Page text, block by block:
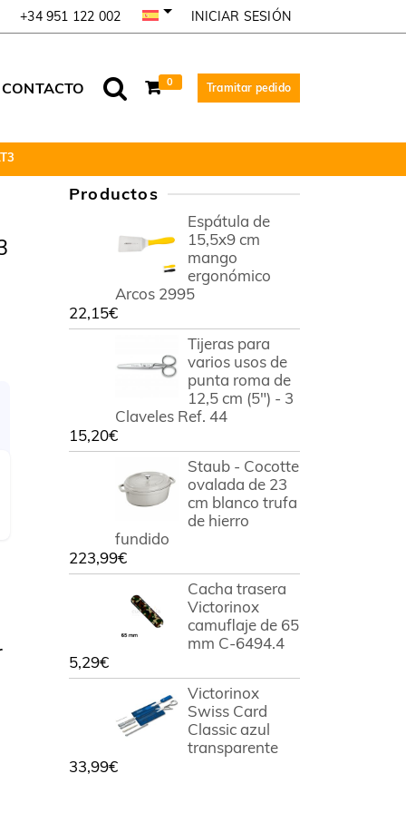
+34 951 122 002 INICIAR SESIÓN
CONTACTO 0 Tramitar pedido
Productos
Espátula de
15,5x9 cm
mango
ergonómico
Arcos 2995
22,15€
Tijeras para
varios usos de
punta roma de
12,5 cm (5") - 3
Claveles Ref. 44
15,20€
Staub - Cocotte
ovalada de 23
cm blanco trufa
de hierro
fundido
223,99€
Cacha trasera
Victorinox
camuflaje de 65
mm C-6494.4
5,29€
Victorinox
Swiss Card
Classic azul
transparente
33,99€